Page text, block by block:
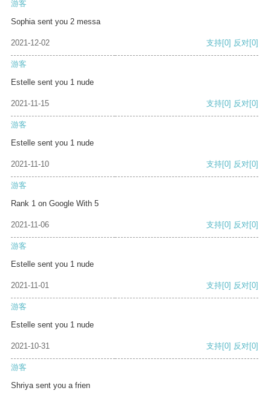
游客
Sophia sent you 2 messa
2021-12-02 支持[0] 反对[0]
游客
Estelle sent you 1 nude
2021-11-15 支持[0] 反对[0]
游客
Estelle sent you 1 nude
2021-11-10 支持[0] 反对[0]
游客
Rank 1 on Google With 5
2021-11-06 支持[0] 反对[0]
游客
Estelle sent you 1 nude
2021-11-01 支持[0] 反对[0]
游客
Estelle sent you 1 nude
2021-10-31 支持[0] 反对[0]
游客
Shriya sent you a frien